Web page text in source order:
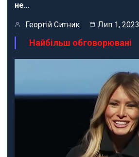
не…
Георгій Ситник Лип 1, 2023
Найбільш обговорювані